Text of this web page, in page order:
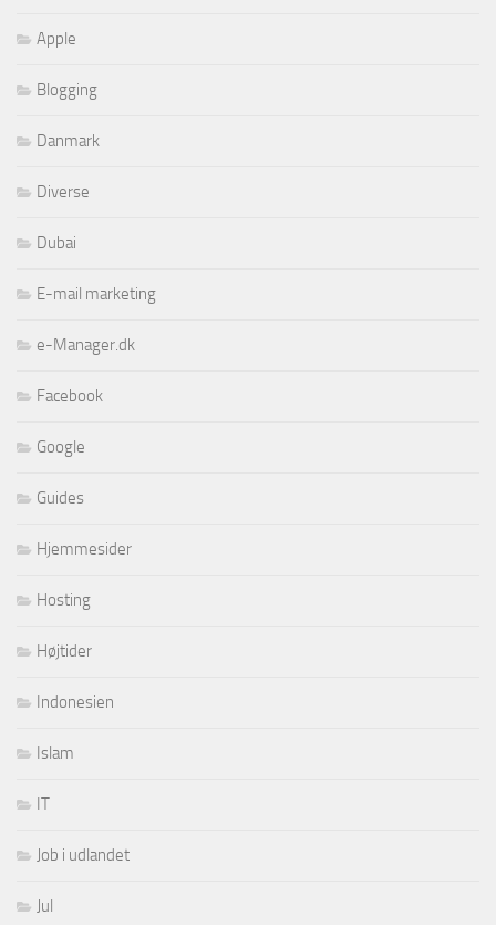
Apple
Blogging
Danmark
Diverse
Dubai
E-mail marketing
e-Manager.dk
Facebook
Google
Guides
Hjemmesider
Hosting
Højtider
Indonesien
Islam
IT
Job i udlandet
Jul